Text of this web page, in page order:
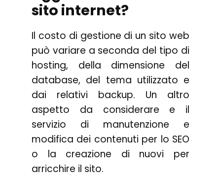
sito internet?
Il costo di gestione di un sito web
può variare a seconda del tipo di
hosting, della dimensione del
database, del tema utilizzato e
dai relativi backup. Un altro
aspetto da considerare e il
servizio di manutenzione e
modifica dei contenuti per lo SEO
o la creazione di nuovi per
arricchire il sito.